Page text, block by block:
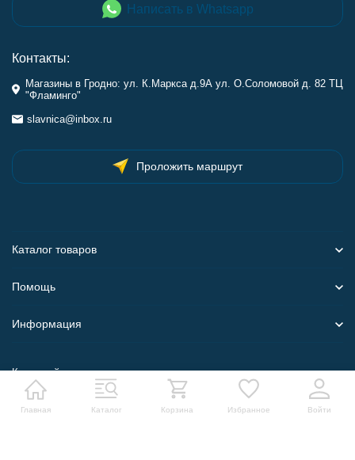
Главная Каталог Корзина Избранное Войти
Написать в Whatsapp
Контакты:
Магазины в Гродно: ул. К.Маркса д.9А ул. О.Соломовой д. 82 ТЦ
"Фламинго"
slavnica@inbox.ru
Проложить маршрут
Каталог товаров
Помощь
Информация
Карта сайта